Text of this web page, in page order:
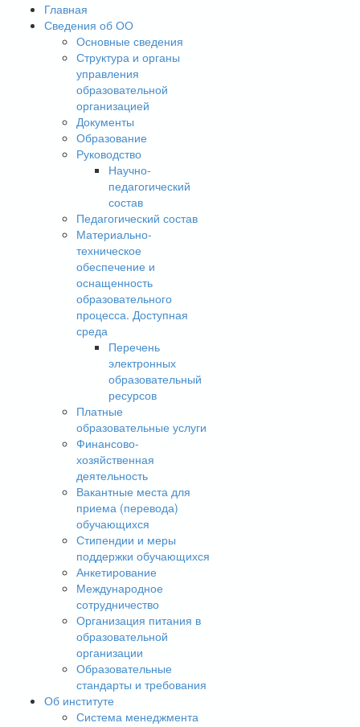
Главная
Сведения об ОО
Основные сведения
Структура и органы
управления
образовательной
организацией
Документы
Образование
Руководство
Научно-
педагогический
состав
Педагогический состав
Материально-
техническое
обеспечение и
оснащенность
образовательного
процесса. Доступная
среда
Перечень
электронных
образовательный
ресурсов
Платные
образовательные услуги
Финансово-
хозяйственная
деятельность
Вакантные места для
приема (перевода)
обучающихся
Стипендии и меры
поддержки обучающихся
Анкетирование
Международное
сотрудничество
Организация питания в
образовательной
организации
Образовательные
стандарты и требования
Об институте
Система менеджмента